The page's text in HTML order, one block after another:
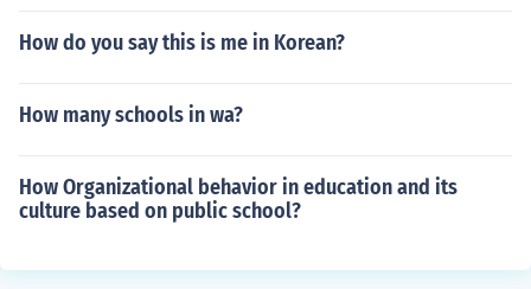
How do you say this is me in Korean?
How many schools in wa?
How Organizational behavior in education and its
culture based on public school?